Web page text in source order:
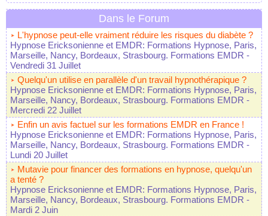
Dans le Forum
L'hypnose peut-elle vraiment réduire les risques du diabète ?
Hypnose Ericksonienne et EMDR: Formations Hypnose, Paris,
Marseille, Nancy, Bordeaux, Strasbourg. Formations EMDR -
Vendredi 31 Juillet
Quelqu'un utilise en parallèle d'un travail hypnothérapique ?
Hypnose Ericksonienne et EMDR: Formations Hypnose, Paris,
Marseille, Nancy, Bordeaux, Strasbourg. Formations EMDR -
Mercredi 22 Juillet
Enfin un avis factuel sur les formations EMDR en France !
Hypnose Ericksonienne et EMDR: Formations Hypnose, Paris,
Marseille, Nancy, Bordeaux, Strasbourg. Formations EMDR -
Lundi 20 Juillet
Mutavie pour financer des formations en hypnose, quelqu'un
a tenté ?
Hypnose Ericksonienne et EMDR: Formations Hypnose, Paris,
Marseille, Nancy, Bordeaux, Strasbourg. Formations EMDR -
Mardi 2 Juin